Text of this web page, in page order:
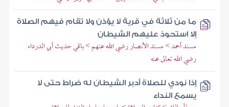
ما من ثلاثة في قرية لا يؤذن ولا تقام فيهم الصلاة
إلا استحوذ عليهم الشيطان
مسند أحمد > مسند الأنصار رضي الله عنهم > باقي حديث أبي الدرداء
رضي الله تعالى عنه
إذا نودي للصلاة أدبر الشيطان له ضراط حتى لا
يسمع النداء